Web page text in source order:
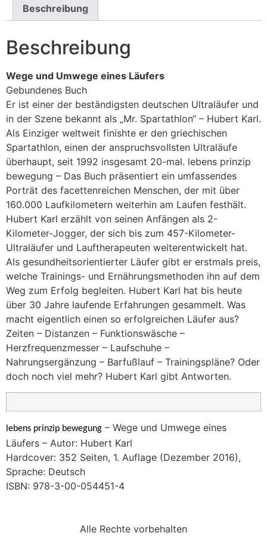
Beschreibung
Beschreibung
Wege und Umwege eines Läufers
Gebundenes Buch
Er ist einer der beständigsten deutschen Ultraläufer und
in der Szene bekannt als „Mr. Spartathlon“ – Hubert Karl.
Als Einziger weltweit finishte er den griechischen
Spartathlon, einen der anspruchsvollsten Ultraläufe
überhaupt, seit 1992 insgesamt 20-mal. lebens prinzip
bewegung – Das Buch präsentiert ein umfassendes
Porträt des facettenreichen Menschen, der mit über
160.000 Laufkilometern weiterhin am Laufen festhält.
Hubert Karl erzählt von seinen Anfängen als 2-
Kilometer-Jogger, der sich bis zum 457-Kilometer-
Ultraläufer und Lauftherapeuten weiterentwickelt hat.
Als gesundheitsorientierter Läufer gibt er erstmals preis,
welche Trainings- und Ernährungsmethoden ihn auf dem
Weg zum Erfolg begleiten. Hubert Karl hat bis heute
über 30 Jahre laufende Erfahrungen gesammelt. Was
macht eigentlich einen so erfolgreichen Läufer aus?
Zeiten – Distanzen – Funktionswäsche –
Herzfrequenzmesser – Laufschuhe –
Nahrungsergänzung – Barfußlauf – Trainingspläne? Oder
doch noch viel mehr? Hubert Karl gibt Antworten.
lebens prinzip bewegung – Wege und Umwege eines
Läufers – Autor: Hubert Karl
Hardcover: 352 Seiten, 1. Auflage (Dezember 2016),
Sprache: Deutsch
ISBN: 978-3-00-054451-4
Alle Rechte vorbehalten